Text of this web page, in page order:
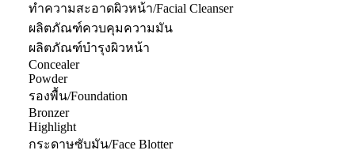
ทำความสะอาดผิวหน้า/Facial Cleanser
ผลิตภัณฑ์ควบคุมความมัน
ผลิตภัณฑ์บำรุงผิวหน้า
Concealer
Powder
รองพื้น/Foundation
Bronzer
Highlight
กระดาษซับมัน/Face Blotter